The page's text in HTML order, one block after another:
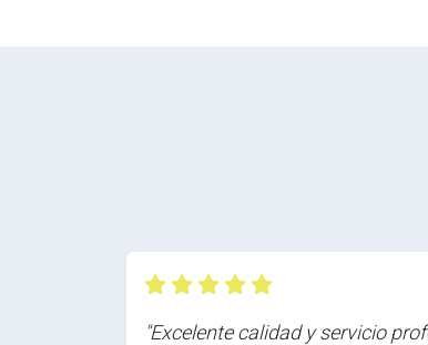
"Excelente calidad y servicio